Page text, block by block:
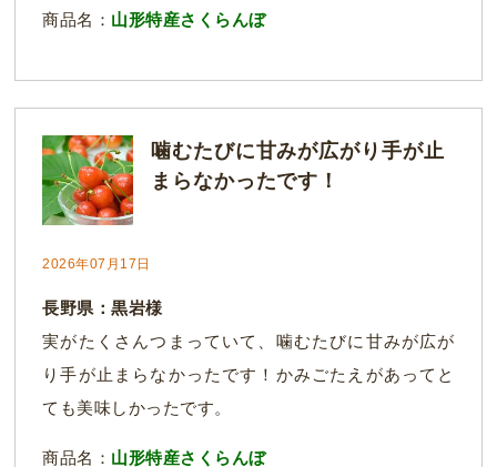
商品名： 山形特産さくらんぼ
噛むたびに甘みが広がり手が止
まらなかったです！
2026年07月17日
長野県：黒岩様
実がたくさんつまっていて、噛むたびに甘みが広が
り手が止まらなかったです！かみごたえがあってと
ても美味しかったです。
商品名： 山形特産さくらんぼ